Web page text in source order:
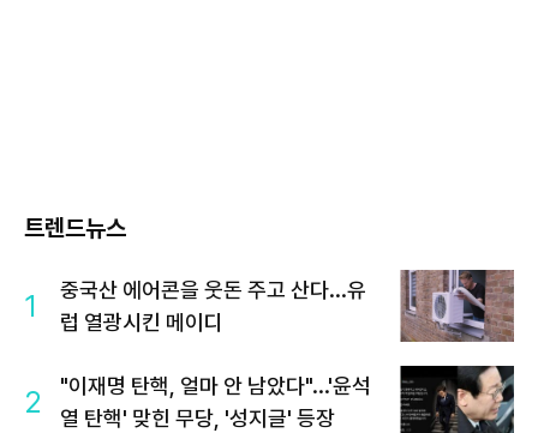
트렌드뉴스
1
중국산 에어콘을 웃돈 주고 산다...유
럽 열광시킨 메이디
2
"이재명 탄핵, 얼마 안 남았다"...'윤석
열 탄핵' 맞힌 무당, '성지글' 등장